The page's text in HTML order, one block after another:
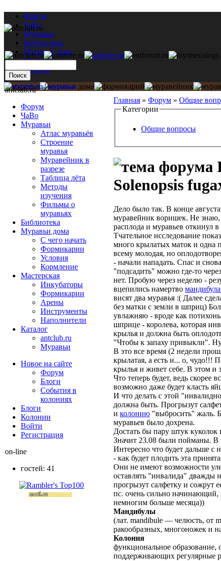
Форум
ЧаВо
Муравьи
Библиотека
Муравьи дома
Мастерская
Каталог
Главная » Форум » Общие
Категории
Общие вопросы
Solenopsis
Дело было так. В конце
муравейник воришек. Не знаю,
расплода и муравьев откинул
Тчательное исследование
много крылатых маток и одна
всему молодая, но
- начали нападать. Спас и
"подсадить" можно где-то
нет. Пробую через неделю -
вцепились намертво
висят два муравья :( Далее
без матки с земли в шприц)
увлажняю - вроде как
шприце - королева, которая
крылья и должна быть
"Чтобы к запаху привыкли".
В это все время (2 недели
крылатая, а есть и... о, чудо!!!
крылья и живет себе. В этом и
Что теперь будет, ведь скорее
возможно даже будет класть
И что делать с этой
должна быть. Прогрызут
и колонию "выбросить" жаль.
муравьев было дохрена.
Достать бы пару штук
Значит 23.08 были пойманы. В
Интересно что будет дальше с
- как будет плодить эта
Они не имеют возможности
оставлять "инвалида" дважды
прогрызут салфетку и сожрут
пс. очень сильно
немногим больше месяца))
Мандибулы
(лат. mandibule — челюсть, от
ракообразных, многоножек и
Колония
функциональное образование,
поддерживающих регулярные
antclub.ru
Форум
ЧаВо
Муравьи
Атлас муравьёв
Строение
муравья
Муравейник в
разрезе
Таблица лёта
Методы
изучения
Фильмы о
муравьях
Библиотека
Муравьи дома
С чего начать
Формикарии
Условия
Кормление
Мастерская
Инкубаторы
Формикарии
Арены
Инструменты
Наполнители
Каталог
antclub.ru
Муравьи
Новое на сайте
Форум
Блоги
События в
колониях
Блоги
Колонии
Войти
Peгиcтpaция
on-line
гостей: 41